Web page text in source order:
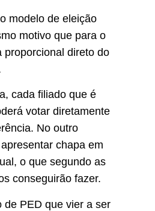
modelo de eleição
motivo que para o
proporcional direto do
cada filiado que é
votar diretamente
No outro
chapa em
o que segundo as
conseguirão fazer.
de PED que vier a ser